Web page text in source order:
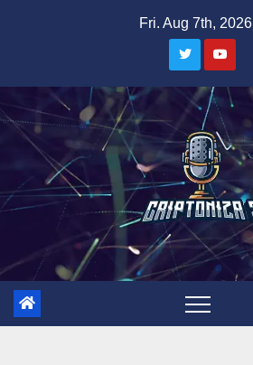
Fri. Aug 7th, 2026